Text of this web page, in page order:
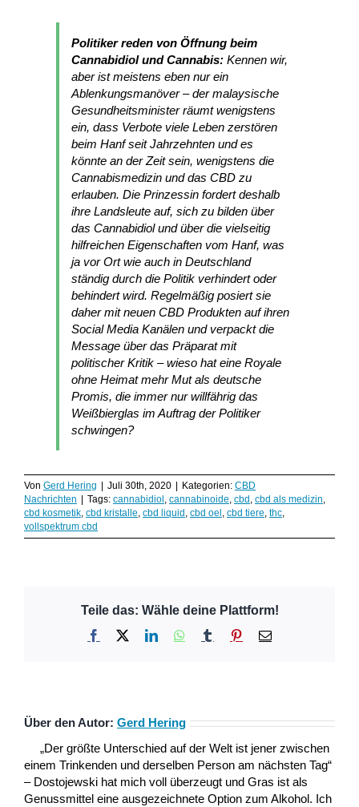
Politiker reden von Öffnung beim
Cannabidiol und Cannabis: Kennen wir,
aber ist meistens eben nur ein
Ablenkungsmanöver – der malaysische
Gesundheitsminister räumt wenigstens
ein, dass Verbote viele Leben zerstören
beim Hanf seit Jahrzehnten und es
könnte an der Zeit sein, wenigstens die
Cannabismedizin und das CBD zu
erlauben. Die Prinzessin fordert deshalb
ihre Landsleute auf, sich zu bilden über
das Cannabidiol und über die vielseitig
hilfreichen Eigenschaften vom Hanf, was
ja vor Ort wie auch in Deutschland
ständig durch die Politik verhindert oder
behindert wird. Regelmäßig posiert sie
daher mit neuen CBD Produkten auf ihren
Social Media Kanälen und verpackt die
Message über das Präparat mit
politischer Kritik – wieso hat eine Royale
ohne Heimat mehr Mut als deutsche
Promis, die immer nur willfährig das
Weißbierglas im Auftrag der Politiker
schwingen?
Von Gerd Hering | Juli 30th, 2020 | Kategorien: CBD
Nachrichten | Tags: cannabidiol, cannabinoide, cbd, cbd als medizin,
cbd kosmetik, cbd kristalle, cbd liquid, cbd oel, cbd tiere, thc,
vollspektrum cbd
Teile das: Wähle deine Plattform!
Facebook LinkedInWhatsApp
Tumblr Pinterest
E-
Über den Autor: Gerd Hering
„Der größte Unterschied auf der Welt ist jener zwischen
einem Trinkenden und derselben Person am nächsten Tag“
– Dostojewski hat mich voll überzeugt und Gras ist als
Genussmittel eine ausgezeichnete Option zum Alkohol. Ich